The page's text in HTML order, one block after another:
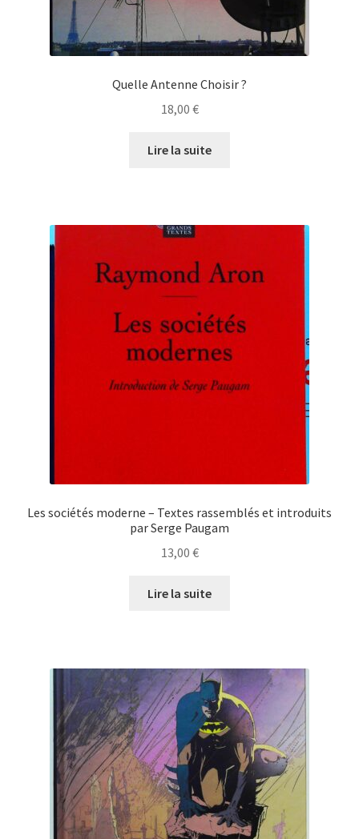
Quelle Antenne Choisir ?
18,00 €
Lire la suite
Les sociétés moderne – Textes rassemblés et introduits
par Serge Paugam
13,00 €
Lire la suite